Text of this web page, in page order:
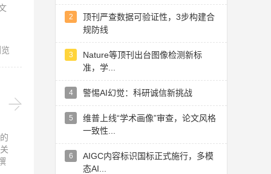
2
顶刊严查数据可验证性，3步构建合
规防线
3
Nature等顶刊出台图像检测新标
准，学...
4 警惕AI幻觉：科研诚信新挑战
5
维普上线“学术画像”审查，论文风格
一致性...
6
AIGC内容标识国标正式施行，多模
态AI...